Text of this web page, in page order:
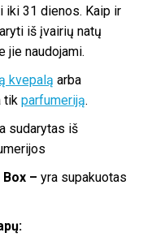
iki 31 dienos. Kaip ir
iš įvairių natų
jie naudojami.
kvepalą arba
tik parfumeriją.
sudarytas iš
– yra supakuotas